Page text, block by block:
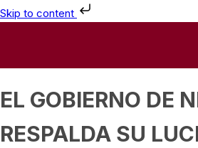
Skip to content
EL GOBIERNO DE
RESPALDA SU